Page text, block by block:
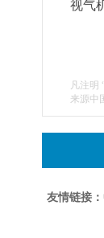
视气
凡注明
来源中
友情链接：